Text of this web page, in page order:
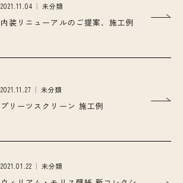
2021.11.04 未分類
内装リニューアルのご提案、施工例
2021.11.27 未分類
プリーツスクリーン 施工例
2021.01.22 未分類